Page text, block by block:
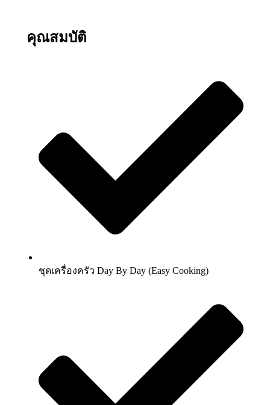
คุณสมบัติ
ชุดเครื่องครัว Day By Day (Easy Cooking)